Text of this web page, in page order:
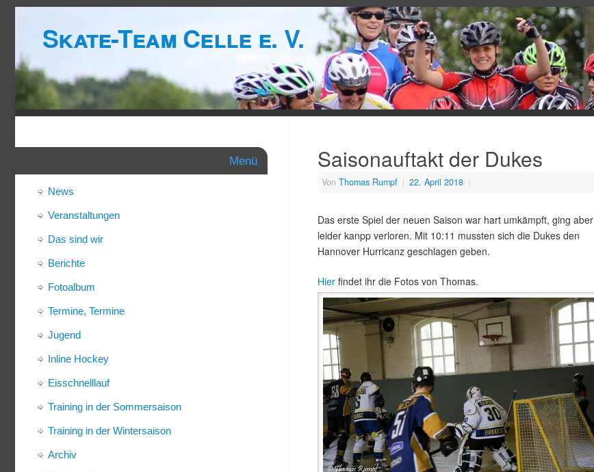
Skate-Team Celle e. V.
Saisonauftakt der Dukes
Von Thomas Rumpf | 22. April 2018 |
Das erste Spiel der neuen Saison war hart umkämpft, ging aber
leider kanpp verloren. Mit 10:11 mussten sich die Dukes den
Hannover Hurricanz geschlagen geben.
Hier findet ihr die Fotos von Thomas.
Menü
News
Veranstaltungen
Das sind wir
Berichte
Fotoalbum
Termine, Termine
Jugend
Inline Hockey
Eisschnelllauf
Training in der Sommersaison
Training in der Wintersaison
Archiv